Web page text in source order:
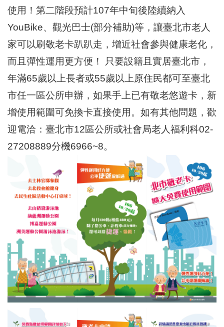
說
臺
北
鄰
長
名
冊
使用！第二階段預計107年中旬後陸續納入
YouBike、觀光巴士(部分補助)等，讓臺北市老人
家可以刷敬老卡趴趴走，增近社會參與健康老化，
而且彈性運用更方便！ 只要設籍且實居臺北市，
年滿65歲以上長者或55歲以上原住民都可至臺北
市任一區公所申辦，如果手上已有敬老悠遊卡，新
增使用範圍可免換卡直接使用。如有其他問題，歡
迎電洽：臺北市12區公所或社會局老人福利科02-
27208889分機6966~8。